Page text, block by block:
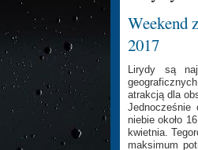
Weekend
2017
Lirydy są
atrakcją dla
niebie około
kwietnia.
maksimum